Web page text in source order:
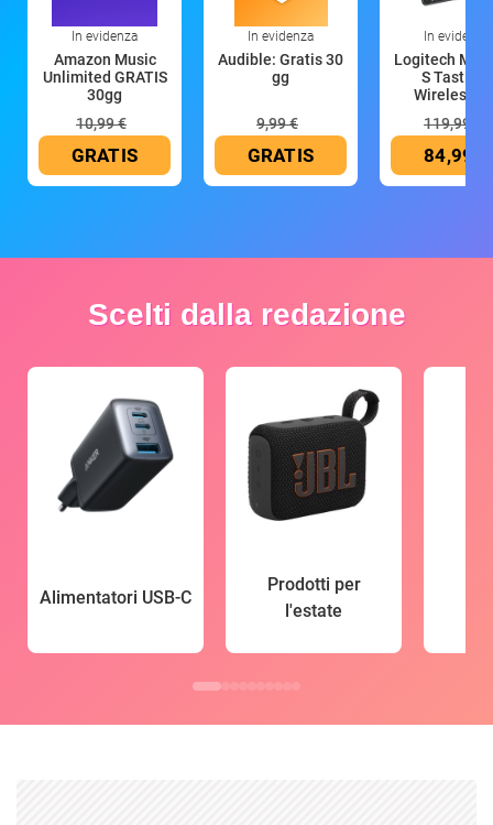
In evidenza
Amazon Music
Unlimited GRATIS
30gg
10,99 €
GRATIS
In evidenza
Audible: Gratis 30
gg
9,99 €
GRATIS
In evidenza
Logitech MX
S Tastiera
Wireless
119,99 €
84,99 €
Scelti dalla redazione
Alimentatori USB-C
Prodotti per
l'estate